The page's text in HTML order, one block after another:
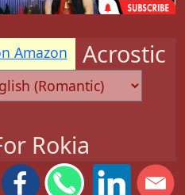
Amazon Acrostic
Rokia